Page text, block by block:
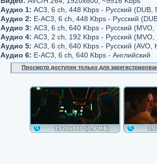
Аудио 1: AC3, 6 ch, 448 Kbps - Русский (DUB,
Аудио 2: E-AC3, 6 ch, 448 Kbps - Русский
Аудио 3: AC3, 6 ch, 640 Kbps - Русский (MVO,
Аудио 4: AC3, 2 ch, 192 Kbps - Русский (MVO,
Аудио 5: AC3, 6 ch, 640 Kbps - Русский
Аудио 6: E-AC3, 6 ch, 640 Kbps - Английский
Просмотр доступен только для